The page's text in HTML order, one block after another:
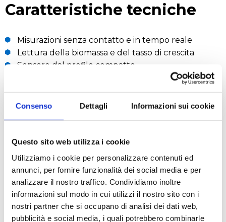
Consenso Dettagli Informazioni sui cookie
Questo sito web utilizza i cookie
Utilizziamo i cookie per personalizzare contenuti ed
annunci, per fornire funzionalità dei social media e per
analizzare il nostro traffico. Condividiamo inoltre
informazioni sul modo in cui utilizzi il nostro sito con i
nostri partner che si occupano di analisi dei dati web,
pubblicità e social media, i quali potrebbero combinarle
Caratteristiche tecniche
Misurazioni senza contatto e in tempo reale
Lettura della biomassa e del tasso di crescita
Sensore dal profilo compatto
Scarica
BROCHURE OPTURA